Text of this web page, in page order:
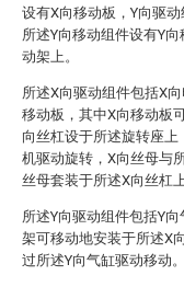
设有X向移动板，Y向驱
所述Y向移动组件设有Y
动架上。
所述X向驱动组件包括X
移动板，其中X向移动板
向丝杠设于所述旋转座
机驱动旋转，X向丝母与
丝母套装于所述X向丝杠上
所述Y向驱动组件包括Y
架可移动地安装于所述X
过所述Y向气缸驱动移动。